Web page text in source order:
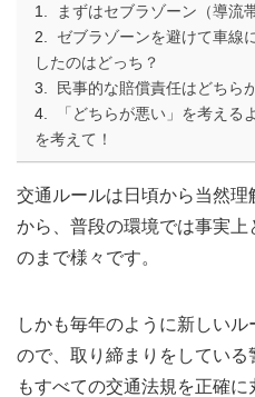
まずはセブラゾーン（導流
ゼブラゾーンを避けて車線
したのはどっち？
民事的な賠償責任はどちら
「どちらが悪い」を考える
を考えて！
交通ルールは日頃から当然
から、普段の環境では事実
のまで様々です。
しかも毎年のように新しい
ので、取り締まりをしてい
もすべての交通法規を正確